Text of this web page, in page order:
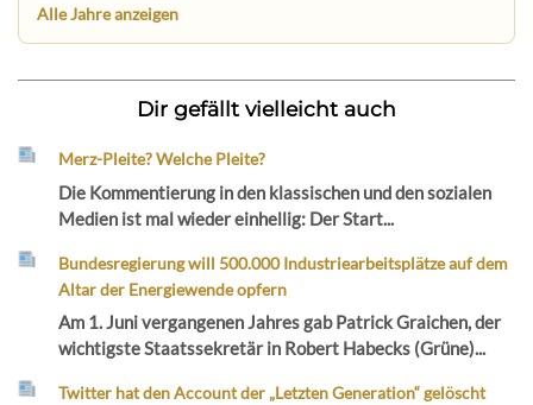
Alle Jahre anzeigen
Dir gefällt vielleicht auch
Merz-Pleite? Welche Pleite?
Die Kommentierung in den klassischen und den sozialen
Medien ist mal wieder einhellig: Der Start...
Bundesregierung will 500.000 Industriearbeitsplätze auf dem
Altar der Energiewende opfern
Am 1. Juni vergangenen Jahres gab Patrick Graichen, der
wichtigste Staatssekretär in Robert Habecks (Grüne)...
Twitter hat den Account der „Letzten Generation“ gelöscht